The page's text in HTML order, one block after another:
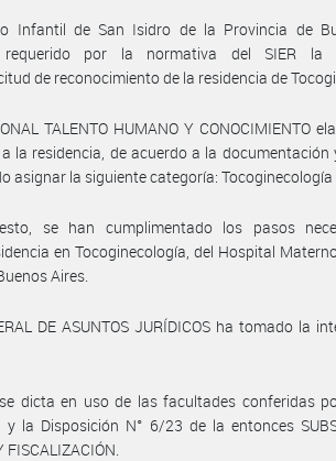
Infantil de San Isidro de la Provincia de
por la normativa del SIER la
de reconocimiento de la residencia de
TALENTO HUMANO Y CONOCIMIENTO
la residencia, de acuerdo a la documentación
asignar la siguiente categoría:
se han cumplimentado los pasos
en Tocoginecología, del Hospital
Aires.
DE ASUNTOS JURÍDICOS ha tomado la
dicta en uso de las facultades conferidas
la Disposición N° 6/23 de la entonces
FISCALIZACIÓN.